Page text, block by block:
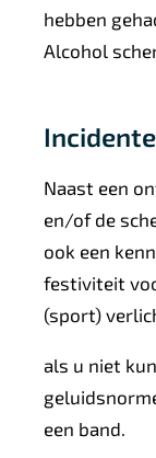
hebben
Alcohol
Naast een
en/of de
ook een
festiviteit
(sport)
als u niet
een band.